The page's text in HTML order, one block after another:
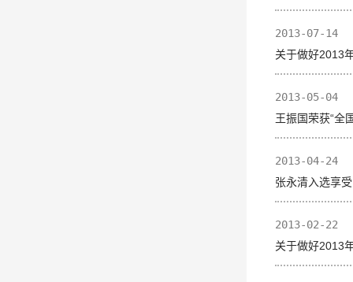
2013-07-14
关于做好2013
2013-05-04
王振国荣获“全
2013-04-24
张永清入选享
2013-02-22
关于做好2013